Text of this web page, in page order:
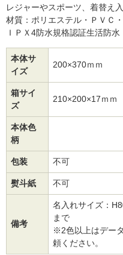
レジャーやスポーツ、着替え
材質：ポリエステル・ＰＶＣ
ＩＰＸ4防水規格認証生活防水
本体サ
イズ
200×370ｍｍ
箱サイ
ズ
210×200×17ｍｍ
本体色
柄
包装 不可
熨斗紙 不可
備考
名入れサイズ：
まで
※2色以上はデー
頼ください。